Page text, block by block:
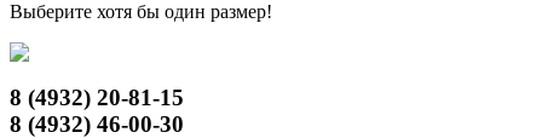
Выберите хотя бы один размер!
8 (4932) 20-81-15
8 (4932) 46-00-30